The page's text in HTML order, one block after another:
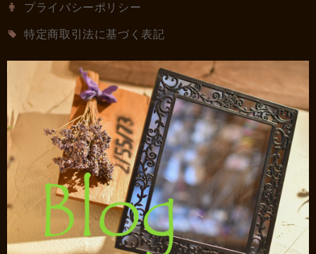
プライバシーポリシー
特定商取引法に基づく表記